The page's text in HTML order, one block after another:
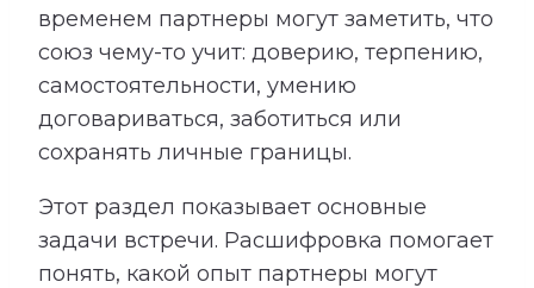
временем партнеры могут заметить, что
союз чему-то учит: доверию, терпению,
самостоятельности, умению
договариваться, заботиться или
сохранять личные границы.
Этот раздел показывает основные
задачи встречи. Расшифровка помогает
понять, какой опыт партнеры могут